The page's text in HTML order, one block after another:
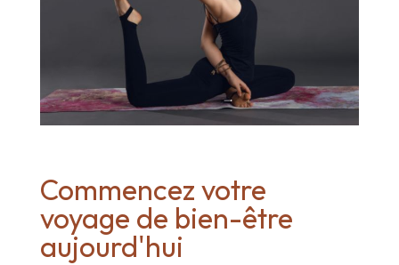
Commencez votre
voyage de bien-être
aujourd'hui